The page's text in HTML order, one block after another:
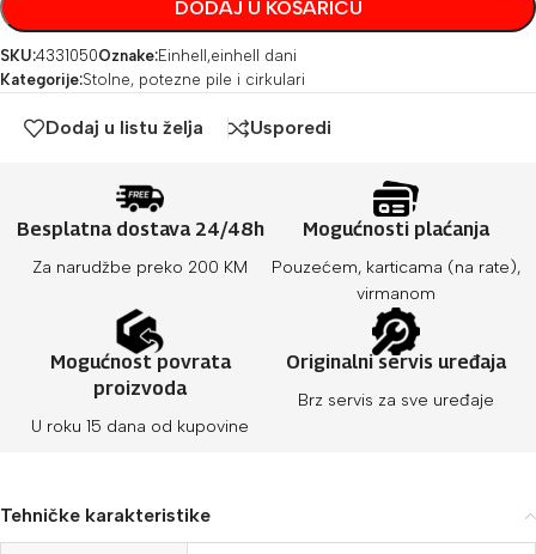
DODAJ U KOŠARICU
SKU:4331050Oznake:Einhell ,einhell dani
Kategorije:Stolne, potezne pile i cirkulari
Dodaj u listu želja Usporedi
Besplatna dostava 24/48h
Za narudžbe preko 200 KM
Mogućnosti plaćanja
Pouzećem, karticama (na rate),
virmanom
Mogućnost povrata
proizvoda
U roku 15 dana od kupovine
Originalni servis uređaja
Brz servis za sve uređaje
Tehničke karakteristike